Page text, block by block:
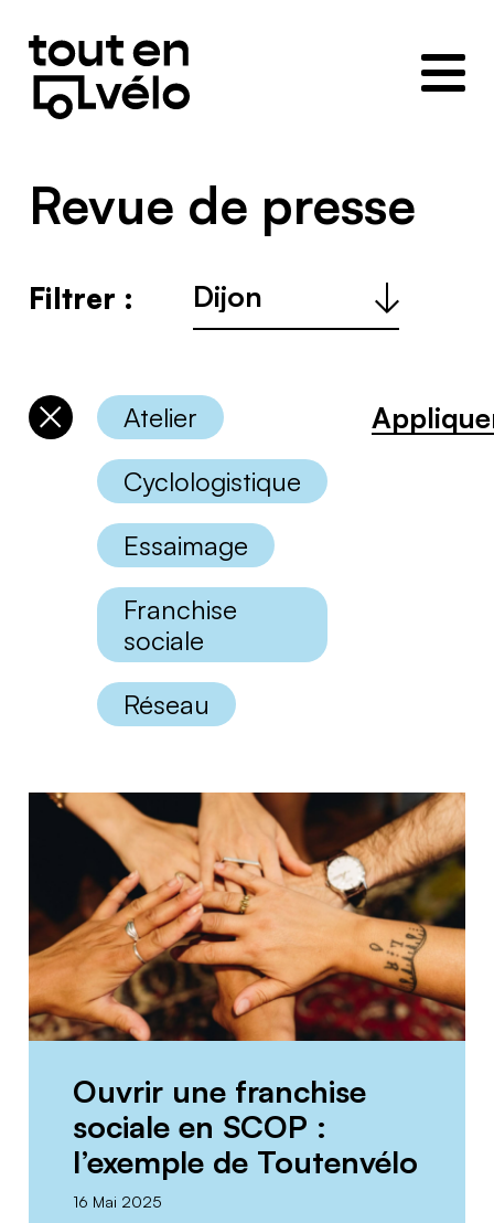
Toutenvélo
–
Coopératives
cyclologistique
Revue de presse
Filtrer :
Ville
:
Désélectionner
les
catégories
Atelier
Cyclologistique
Essaimage
Franchise
sociale
Réseau
Ouvrir une franchise
sociale en SCOP :
l’exemple de Toutenvélo
16 Mai 2025